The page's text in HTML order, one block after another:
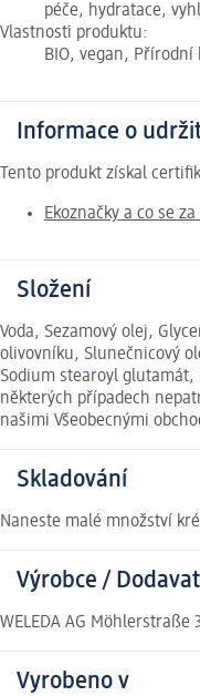
péče, hydratace,
Vlastnosti produktu:
BIO, vegan, Přírodní
Informace o
Tento produkt získal
Ekoznačky a co se
Složení
Voda, Sezamový olej,
olivovníku, Slunečnicový
Sodium stearoyl
některých případech
našimi Všeobecnými
Skladování
Naneste malé množství
Výrobce /
WELEDA AG Möhlerstraße
Vyrobeno v